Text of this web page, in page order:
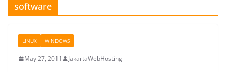
software
LINUX WINDOWS
May 27, 2011 JakartaWebHosting